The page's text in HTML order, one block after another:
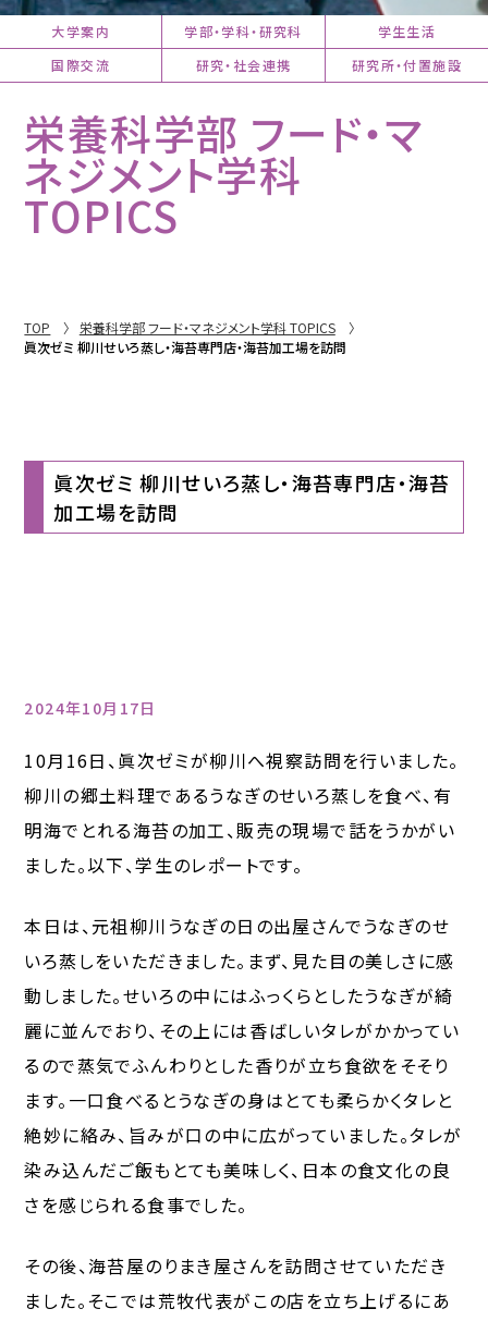
大学案内 学部・学科・研究科
学生生活
国際交流
研究・社会連携 研究所・付置施設
栄養科学部 フード・マ
ネジメント学科
TOPICS
TOP
栄養科学部 フード・マネジメント学科 TOPICS
眞次ゼミ 柳川せいろ蒸し・海苔専門店・海苔加工場を訪問
眞次ゼミ 柳川せいろ蒸し・海苔専門店・海苔
加工場を訪問
2024年10月17日
10月16日、眞次ゼミが柳川へ視察訪問を行いました。
柳川の郷土料理であるうなぎのせいろ蒸しを食べ、有
明海でとれる海苔の加工、販売の現場で話をうかがい
ました。以下、学生のレポートです。
本日は、元祖柳川うなぎの日の出屋さんでうなぎのせ
いろ蒸しをいただきました。まず、見た目の美しさに感
動しました。せいろの中にはふっくらとしたうなぎが綺
麗に並んでおり、その上には香ばしいタレがかかってい
るので蒸気でふんわりとした香りが立ち食欲をそそり
ます。一口食べるとうなぎの身はとても柔らかくタレと
絶妙に絡み、旨みが口の中に広がっていました。タレが
染み込んだご飯もとても美味しく、日本の食文化の良
さを感じられる食事でした。
その後、海苔屋のりまき屋さんを訪問させていただき
ました。そこでは荒牧代表がこの店を立ち上げるにあ